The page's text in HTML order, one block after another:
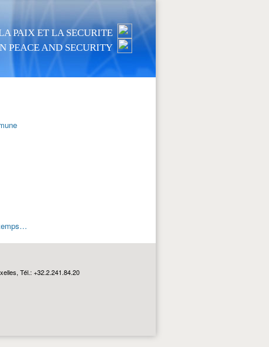
PAIX ET LA SECURITE
PEACE AND SECURITY
Tél.: +32.2.241.84.20